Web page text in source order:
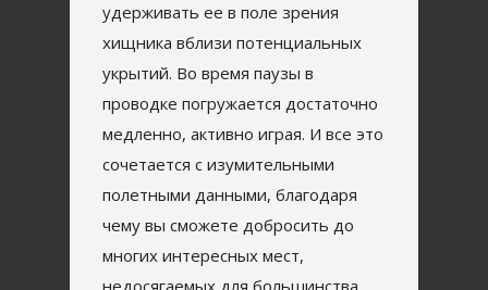
удерживать ее в поле зрения
хищника вблизи потенциальных
укрытий. Во время паузы в
проводке погружается достаточно
медленно, активно играя. И все это
сочетается с изумительными
полетными данными, благодаря
чему вы сможете добросить до
многих интересных мест,
недосягаемых для большинства